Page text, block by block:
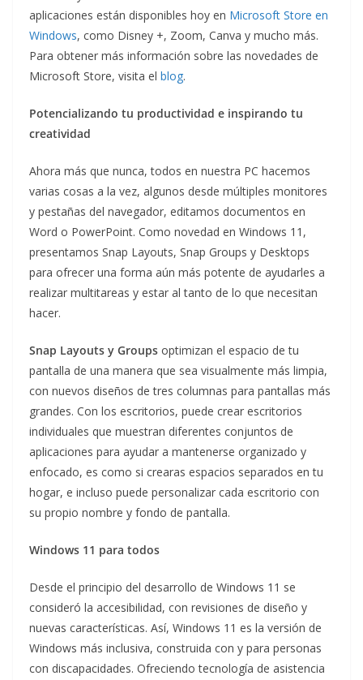
aplicaciones están disponibles hoy en Microsoft Store en
Windows, como Disney +, Zoom, Canva y mucho más.
Para obtener más información sobre las novedades de
Microsoft Store, visita el blog.
Potencializando tu productividad e inspirando tu
creatividad
Ahora más que nunca, todos en nuestra PC hacemos
varias cosas a la vez, algunos desde múltiples monitores
y pestañas del navegador, editamos documentos en
Word o PowerPoint. Como novedad en Windows 11,
presentamos Snap Layouts, Snap Groups y Desktops
para ofrecer una forma aún más potente de ayudarles a
realizar multitareas y estar al tanto de lo que necesitan
hacer.
Snap Layouts y Groups optimizan el espacio de tu
pantalla de una manera que sea visualmente más limpia,
con nuevos diseños de tres columnas para pantallas más
grandes. Con los escritorios, puede crear escritorios
individuales que muestran diferentes conjuntos de
aplicaciones para ayudar a mantenerse organizado y
enfocado, es como si crearas espacios separados en tu
hogar, e incluso puede personalizar cada escritorio con
su propio nombre y fondo de pantalla.
Windows 11 para todos
Desde el principio del desarrollo de Windows 11 se
consideró la accesibilidad, con revisiones de diseño y
nuevas características. Así, Windows 11 es la versión de
Windows más inclusiva, construida con y para personas
con discapacidades. Ofreciendo tecnología de asistencia